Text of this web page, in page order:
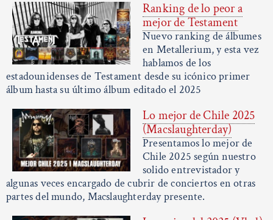
Ranking de lo peor a
mejor de Testament
Nuevo ranking de álbumes
en Metallerium, y esta vez
hablamos de los
estadounidenses de Testament desde su icónico primer
álbum hasta su último álbum editado el 2025
Lo mejor de Chile 2025
(Macslaughterday)
Presentamos lo mejor de
Chile 2025 según nuestro
solido entrevistador y
algunas veces encargado de cubrir de conciertos en otras
partes del mundo, Macslaughterday presente.